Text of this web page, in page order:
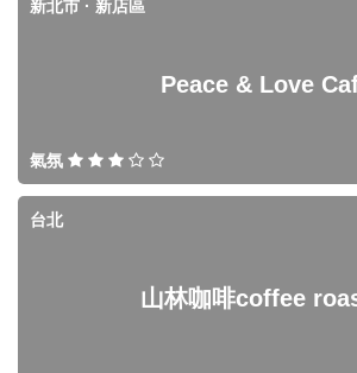
Peace & Love
新北市 · 新店區
氣氛
山林咖啡coffee
台北